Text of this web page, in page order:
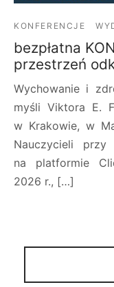
KONFERENCJE
bezpłatna
przestrzeń
Wychowanie i
myśli Viktora E.
w Krakowie, w
Nauczycieli
na platformie
2026 r., […]